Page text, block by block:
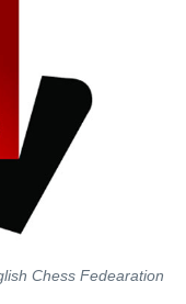
Chess Fedearation